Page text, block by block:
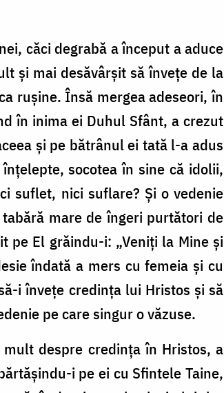
căci degrabă a început a aduce
și mai desăvârșit să învețe de la
rușine. Însă mergea adeseori, în
în inima ei Duhul Sfânt, a crezut
și pe bătrânul ei tată l-a adus
socotea în sine că idolii,
suflet, nici suflare? Și o vedenie
mare de îngeri purtători de
El grăindu-i: „Veniți la Mine și
îndată a mers cu femeia și cu
i învețe credința lui Hristos și să
pe care singur o văzuse.
despre credința în Hristos, a
i pe ei cu Sfintele Taine,